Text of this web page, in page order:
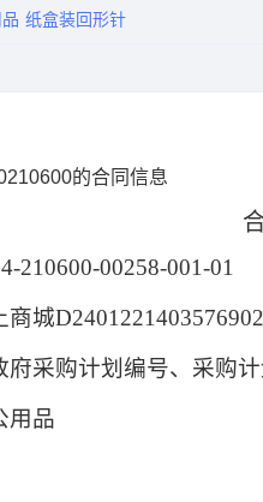
纸盒装回形针
的合同信息
210600-00258-001-01
商城
府采购计划编号、采购
用品